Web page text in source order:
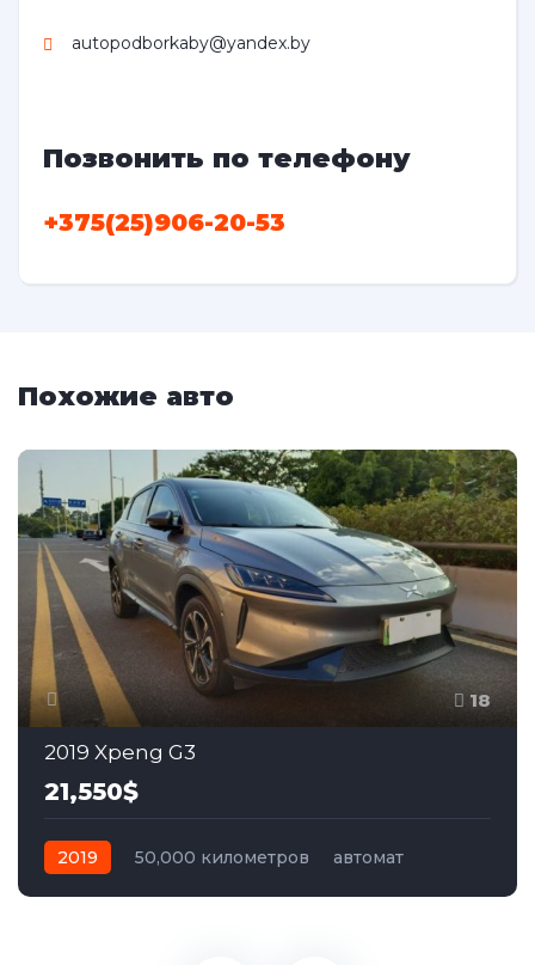
autopodborkaby@yandex.by
Позвонить по телефону
+375(25)906-20-53
Похожие авто
18
2019 Xpeng G3
21,550$
2019 50,000 километров
автомат